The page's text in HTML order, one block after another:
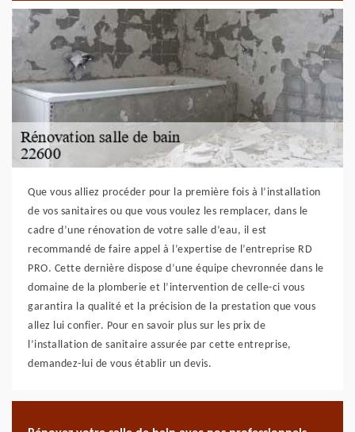
Que vous alliez procéder pour la première fois à l’installation
de vos sanitaires ou que vous voulez les remplacer, dans le
cadre d’une rénovation de votre salle d’eau, il est
recommandé de faire appel à l’expertise de l’entreprise RD
PRO. Cette dernière dispose d’une équipe chevronnée dans le
domaine de la plomberie et l’intervention de celle-ci vous
garantira la qualité et la précision de la prestation que vous
allez lui confier. Pour en savoir plus sur les prix de
l’installation de sanitaire assurée par cette entreprise,
demandez-lui de vous établir un devis.